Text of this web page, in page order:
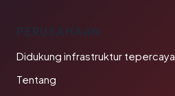
PERUSAHAAN
Didukung infrastruktur tepercaya
Tentang